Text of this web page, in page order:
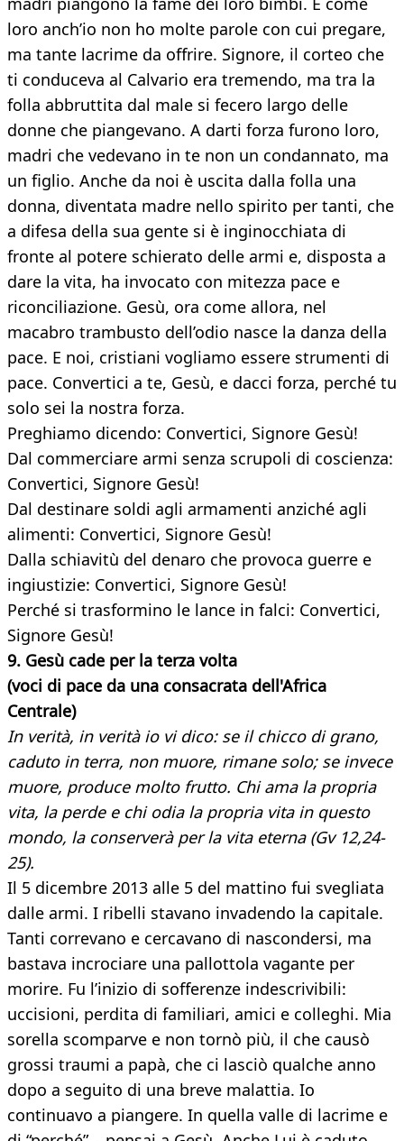
loro anch’io non ho molte parole con cui pregare,
ma tante lacrime da offrire. Signore, il corteo che
ti conduceva al Calvario era tremendo, ma tra la
folla abbruttita dal male si fecero largo delle
donne che piangevano. A darti forza furono loro,
madri che vedevano in te non un condannato, ma
un figlio. Anche da noi è uscita dalla folla una
donna, diventata madre nello spirito per tanti, che
a difesa della sua gente si è inginocchiata di
fronte al potere schierato delle armi e, disposta a
dare la vita, ha invocato con mitezza pace e
riconciliazione. Gesù, ora come allora, nel
macabro trambusto dell’odio nasce la danza della
pace. E noi, cristiani vogliamo essere strumenti di
pace. Convertici a te, Gesù, e dacci forza, perché tu
solo sei la nostra forza.
Preghiamo dicendo: Convertici, Signore Gesù!
Dal commerciare armi senza scrupoli di coscienza:
Convertici, Signore Gesù!
Dal destinare soldi agli armamenti anziché agli
alimenti: Convertici, Signore Gesù!
Dalla schiavitù del denaro che provoca guerre e
ingiustizie: Convertici, Signore Gesù!
Perché si trasformino le lance in falci: Convertici,
Signore Gesù!
9. Gesù cade per la terza volta
(voci di pace da una consacrata dell'Africa
Centrale)
In verità, in verità io vi dico: se il chicco di grano,
caduto in terra, non muore, rimane solo; se invece
muore, produce molto frutto. Chi ama la propria
vita, la perde e chi odia la propria vita in questo
mondo, la conserverà per la vita eterna (Gv 12,24-
25).
Il 5 dicembre 2013 alle 5 del mattino fui svegliata
dalle armi. I ribelli stavano invadendo la capitale.
Tanti correvano e cercavano di nascondersi, ma
bastava incrociare una pallottola vagante per
morire. Fu l’inizio di sofferenze indescrivibili:
uccisioni, perdita di familiari, amici e colleghi. Mia
sorella scomparve e non tornò più, il che causò
grossi traumi a papà, che ci lasciò qualche anno
dopo a seguito di una breve malattia. Io
continuavo a piangere. In quella valle di lacrime e